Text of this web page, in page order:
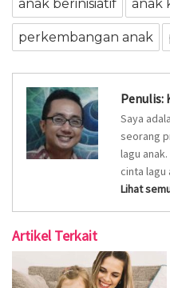
anak berinisiatif anak
perkembangan anak
Penulis:
Saya
seorang
lagu
cinta lagu
Lihat
Artikel Terkait